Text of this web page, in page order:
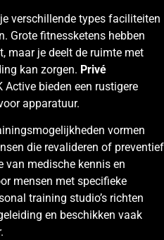
verschillende types faciliteiten
Grote fitnessketens hebben
maar je deelt de ruimte met
kan zorgen. Privé
Active bieden een rustigere
apparatuur.
vormen
die revalideren of preventief
van medische kennis en
mensen met specifieke
training studio’s richten
en beschikken vaak